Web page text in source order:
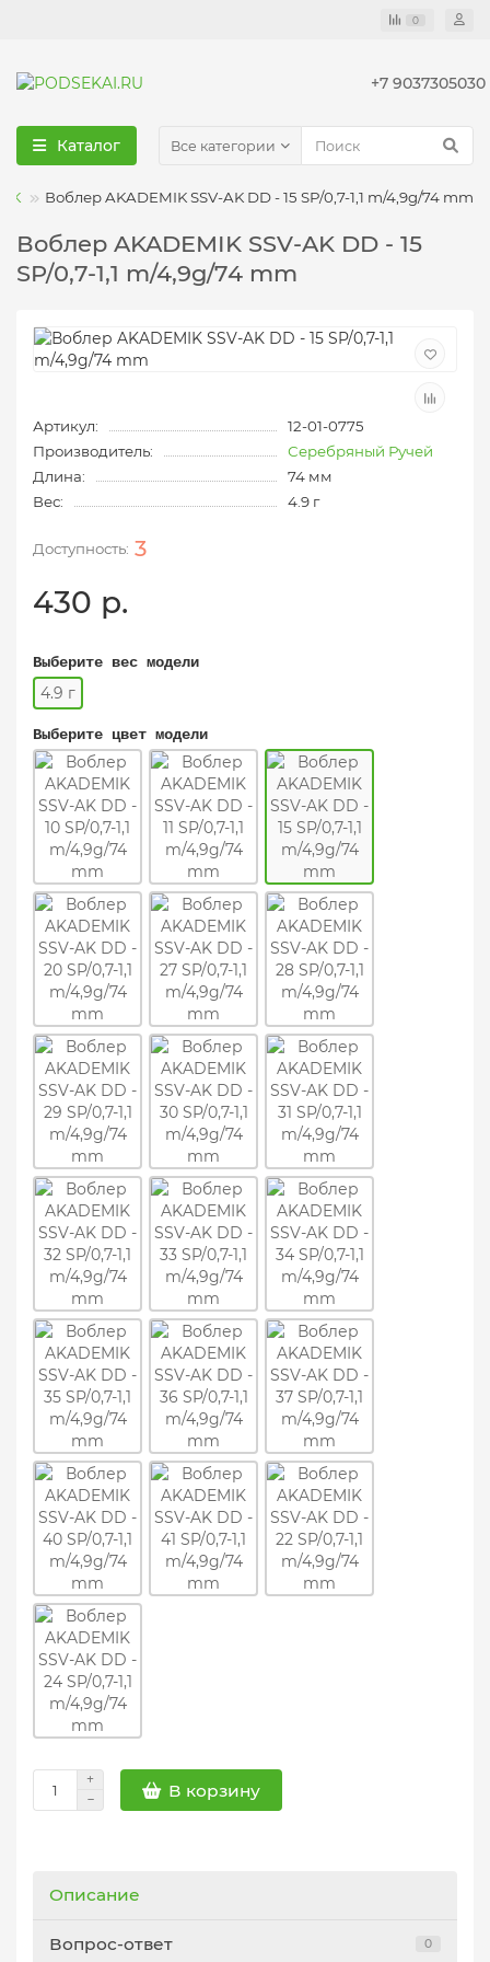
0
+7 9037305030
Каталог Все категории
Воблер AKADEMIK SSV-AK DD - 15 SP/0,7-1,1 m/4,9g/74 mm
Воблер AKADEMIK SSV-AK DD - 15
SP/0,7-1,1 m/4,9g/74 mm
Артикул:
12-01-0775
Производитель:
Серебряный Ручей
Длина:
74 мм
Вес:
4.9 г
3
430 р.
Выберите вес модели
4.9 г
Выберите цвет модели
В корзину
Описание
Вопрос-ответ 0